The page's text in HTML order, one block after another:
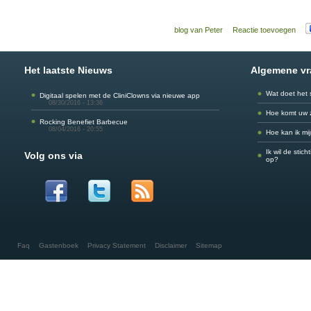
blog van Peter Reactie toevoegen
Het laatste Nieuws
Digitaal spelen met de CliniClowns via nieuwe app
08/30/2016 - 13:36
Rocking Benefiet Barbecue
08/04/2016 - 20:55
Volg ons via
Algemene
Wat doet het
Hoe komt uw
Hoe kan ik
Ik wil de
op?
Faq Gastenboek Privacy Statement Disclaimer Sitemap